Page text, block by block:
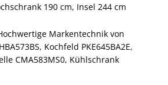
190 cm, Insel 244 cm
Markentechnik von
Kochfeld PKE645BA2E,
CMA583MS0, Kühlschrank